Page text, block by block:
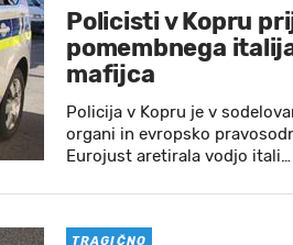
Policisti v Kopru
pomembnega
mafijca
Policija v Kopru je v
organi in evropsko
Eurojust aretirala vodjo itali…
TRAGIČNO